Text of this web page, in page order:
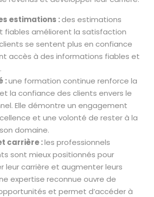
estimations :des estimations
fiables améliorent la satisfaction
se sentent plus en confiance
accès à des informations fiables et
:une formation continue renforce la
la confiance des clients envers le
Elle démontre un engagement
et une volonté de rester à la
domaine.
carrière :les professionnels
sont mieux positionnés pour
leur carrière et augmenter leurs
expertise reconnue ouvre de
et permet d’accéder à